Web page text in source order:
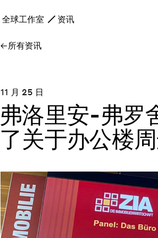
全球工作室 资讯
所有资讯
11 月 25 日
弗洛里安-弗罗
了关于办公楼